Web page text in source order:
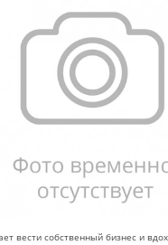
вести собственный бизнес и